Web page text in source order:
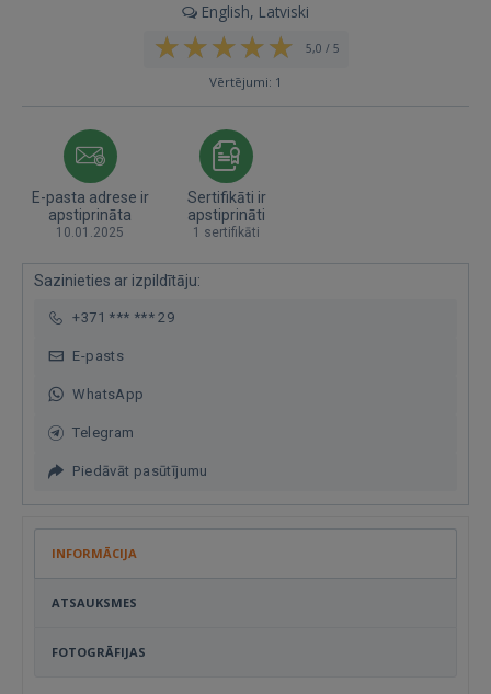
English, Latviski
5,0 / 5
Vērtējumi: 1
E-pasta adrese ir
apstiprināta
10.01.2025
Sertifikāti ir
apstiprināti
1 sertifikāti
Sazinieties ar izpildītāju:
+371 *** *** 29
E-pasts
WhatsApp
Telegram
Piedāvāt pasūtījumu
INFORMĀCIJA
ATSAUKSMES
FOTOGRĀFIJAS